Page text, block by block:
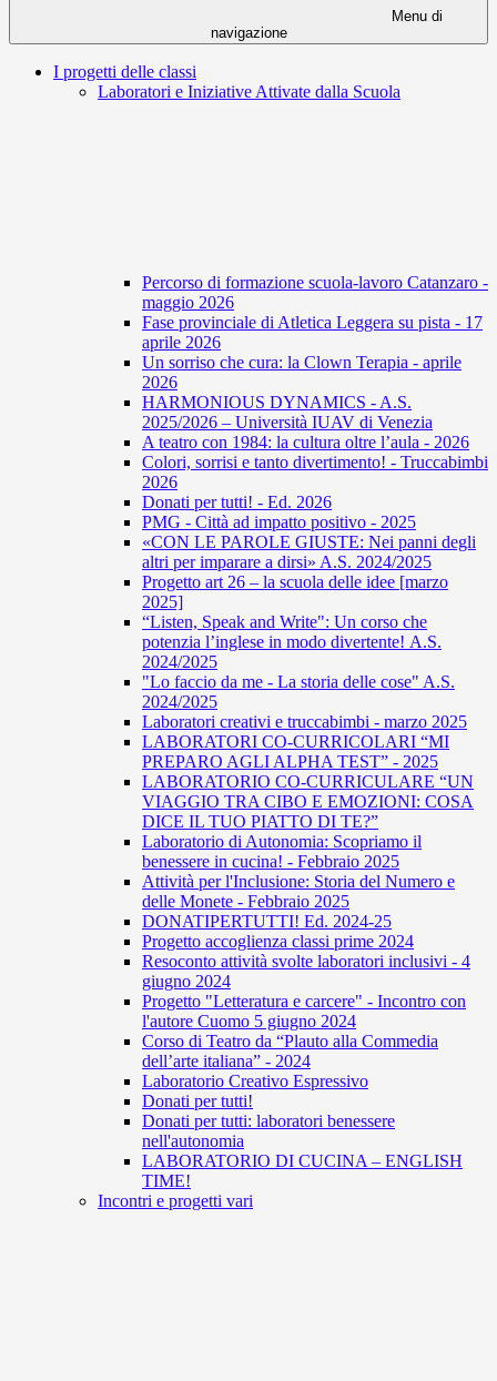
Menu di
navigazione
I progetti delle classi
Laboratori e Iniziative Attivate dalla Scuola
Percorso di formazione scuola-lavoro Catanzaro -
maggio 2026
Fase provinciale di Atletica Leggera su pista - 17
aprile 2026
Un sorriso che cura: la Clown Terapia - aprile
2026
HARMONIOUS DYNAMICS - A.S.
2025/2026 – Università IUAV di Venezia
A teatro con 1984: la cultura oltre l’aula - 2026
Colori, sorrisi e tanto divertimento! - Truccabimbi
2026
Donati per tutti! - Ed. 2026
PMG - Città ad impatto positivo - 2025
«CON LE PAROLE GIUSTE: Nei panni degli
altri per imparare a dirsi» A.S. 2024/2025
Progetto art 26 – la scuola delle idee [marzo
2025]
“Listen, Speak and Write": Un corso che
potenzia l’inglese in modo divertente! A.S.
2024/2025
"Lo faccio da me - La storia delle cose" A.S.
2024/2025
Laboratori creativi e truccabimbi - marzo 2025
LABORATORI CO-CURRICOLARI “MI
PREPARO AGLI ALPHA TEST” - 2025
LABORATORIO CO-CURRICULARE “UN
VIAGGIO TRA CIBO E EMOZIONI: COSA
DICE IL TUO PIATTO DI TE?”
Laboratorio di Autonomia: Scopriamo il
benessere in cucina! - Febbraio 2025
Attività per l'Inclusione: Storia del Numero e
delle Monete - Febbraio 2025
DONATIPERTUTTI! Ed. 2024-25
Progetto accoglienza classi prime 2024
Resoconto attività svolte laboratori inclusivi - 4
giugno 2024
Progetto "Letteratura e carcere" - Incontro con
l'autore Cuomo 5 giugno 2024
Corso di Teatro da “Plauto alla Commedia
dell’arte italiana” - 2024
Laboratorio Creativo Espressivo
Donati per tutti!
Donati per tutti: laboratori benessere
nell'autonomia
LABORATORIO DI CUCINA – ENGLISH
TIME!
Incontri e progetti vari